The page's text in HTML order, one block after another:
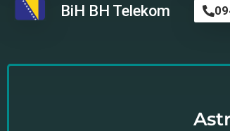
BiH BH Telekom